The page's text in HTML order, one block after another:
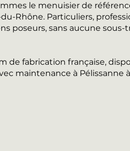
le menuisier de
Rhône. Particuliers,
poseurs, sans aucune sous-
de fabrication française,
maintenance à Pélissanne